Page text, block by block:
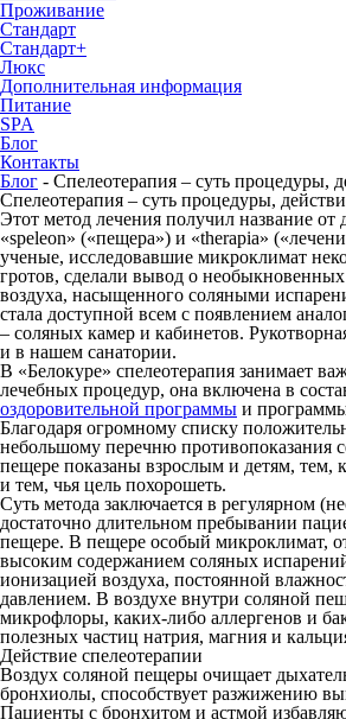
Проживание
Стандарт
Стандарт+
Люкс
Дополнительная информация
Питание
SPA
Блог
Контакты
Блог - Спелеотерапия – суть процедуры,
Спелеотерапия – суть процедуры,
Этот метод лечения получил название от
«speleon» («пещера») и «therapia»
ученые, исследовавшие микроклимат
гротов, сделали вывод о
воздуха, насыщенного соляными
стала доступной всем с появлением
– соляных камер и кабинетов.
и в нашем санатории.
В «Белокуре» спелеотерапия занимает
лечебных процедур, она включена в
оздоровительной программы и
Благодаря огромному списку
небольшому перечню противопоказания
пещере показаны взрослым и детям, тем,
и тем, чья цель похорошеть.
Суть метода заключается в регулярном
достаточно длительном пребывании
пещере. В пещере особый микроклимат,
высоким содержанием соляных
ионизацией воздуха, постоянной
давлением. В воздухе внутри соляной
микрофлоры, каких-либо аллергенов и
полезных частиц натрия, магния и
Действие спелеотерапии
Воздух соляной пещеры очищает
бронхиолы, способствует разжижению
Пациенты с бронхитом и астмой